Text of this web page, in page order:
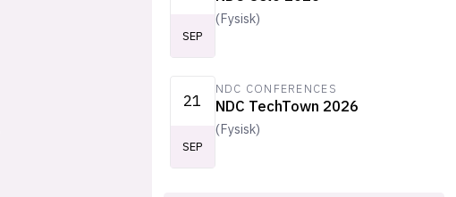
SEP
(Fysisk)
21
SEP
NDC CONFERENCES
NDC TechTown 2026
(Fysisk)